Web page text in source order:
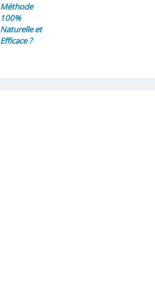
Méthode
100%
Naturelle et
Efficace ?